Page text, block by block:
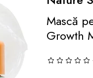
Mască
Growth